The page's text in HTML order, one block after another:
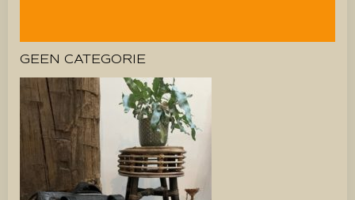
GEEN CATEGORIE